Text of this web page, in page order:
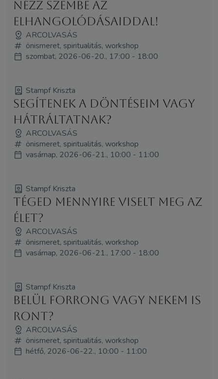
Nézz szembe az
elhangolódásaiddal!
ARCOLVASÁS
önismeret, spiritualitás, workshop
szombat, 2026-06-20., 17:00 - 18:00
Stampf Kriszta
Segítenek a döntéseim vagy
hátráltatnak?
ARCOLVASÁS
önismeret, spiritualitás, workshop
vasárnap, 2026-06-21., 10:00 - 11:00
Stampf Kriszta
Téged mennyire viselt meg az
élet?
ARCOLVASÁS
önismeret, spiritualitás, workshop
vasárnap, 2026-06-21., 17:00 - 18:00
Stampf Kriszta
Belül forrong vagy nekem is
ront?
ARCOLVASÁS
önismeret, spiritualitás, workshop
hétfő, 2026-06-22., 10:00 - 11:00